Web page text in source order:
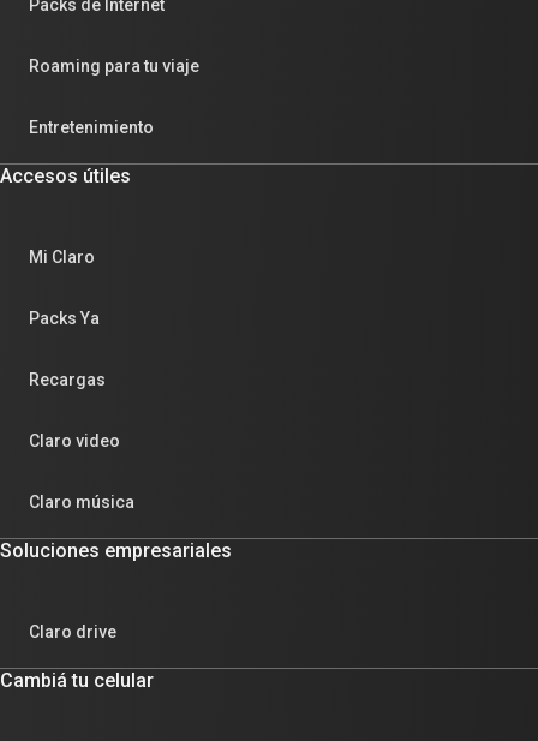
Packs de Internet
Roaming para tu viaje
Entretenimiento
Accesos útiles
Mi Claro
Packs Ya
Recargas
Claro video
Claro música
Soluciones empresariales
Claro drive
Cambiá tu celular